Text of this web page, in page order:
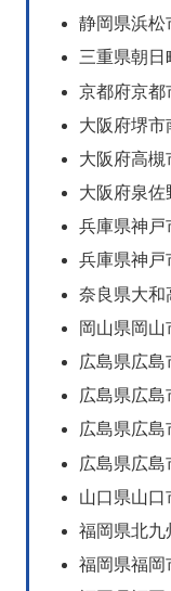
静岡県浜松
三重県朝日
京都府京都
大阪府堺市
大阪府高槻
大阪府泉佐
兵庫県神戸
兵庫県神戸
奈良県大和
岡山県岡山
広島県広島
広島県広島
広島県広島
広島県広島
山口県山口
福岡県北九
福岡県福岡